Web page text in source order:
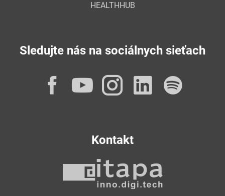
HEALTHHUB
Sledujte nás na sociálnych sieťach
Facebook
YouTube
Instagram
Kontakt